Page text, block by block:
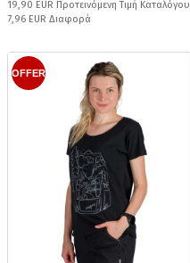
19,90 EUR Προτεινόμενη Τιμή Καταλόγου
7,96 EUR Διαφορά
OFFER